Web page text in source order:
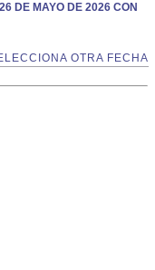
DE MAYO DE 2026 CON
OTRA FECHA